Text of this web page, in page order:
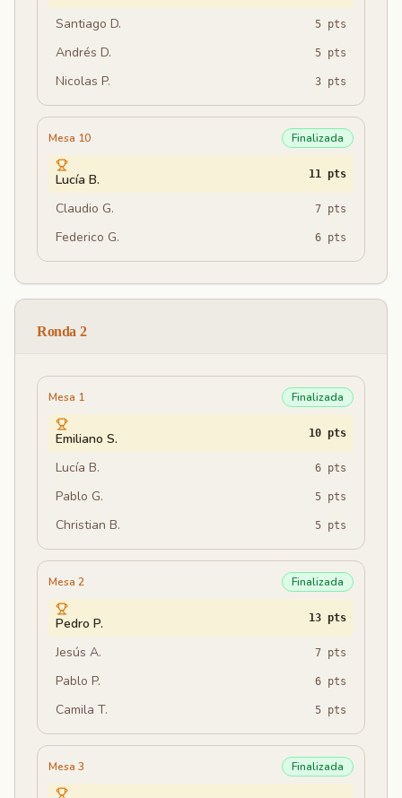
Santiago D.
5 pts
Andrés D. 5 pts
Nicolas P. 3 pts
Mesa 10 Finalizada
Lucía B. 11 pts
Claudio G. 7 pts
Federico G. 6 pts
Ronda 2
Mesa 1 Finalizada
Emiliano S. 10 pts
Lucía B. 6 pts
Pablo G. 5 pts
Christian B. 5 pts
Mesa 2 Finalizada
Pedro P. 13 pts
Jesús A. 7 pts
Pablo P. 6 pts
Camila T. 5 pts
Mesa 3 Finalizada